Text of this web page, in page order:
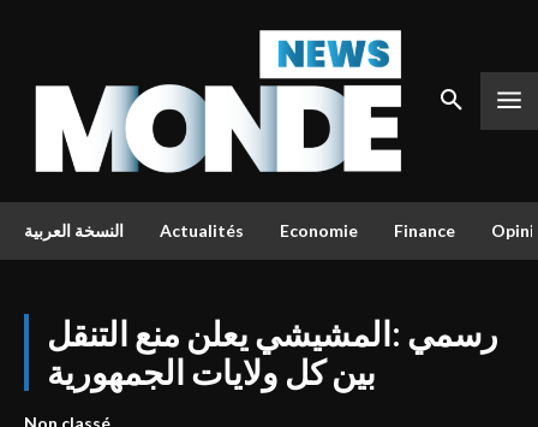
النسخة العربية Actualités Economie Finance
رسمي :المشيشي يعلن منع التنقل
بين كل ولايات الجمهورية
Non classé